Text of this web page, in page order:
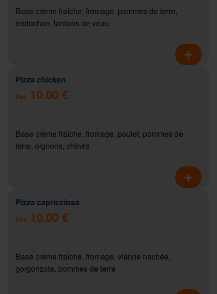
Base crème fraîche, fromage, pommes de terre,
reblochon, lardons de veau
Pizza chicken
Dès 10.00 €
Base crème fraîche, fromage, poulet, pommes de
terre, oignons, chèvre
Pizza capricciosa
Dès 10.00 €
Base crème fraîche, fromage, viande hachée,
gorgonzola, pommes de terre